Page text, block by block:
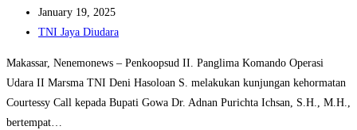
author:
Post
published:
January 19, 2025
Post
TNI Jaya Diudara
Makassar, Nenemonews – Penkoopsud II. Panglima Komando Operasi
Udara II Marsma TNI Deni Hasoloan S. melakukan kunjungan kehormatan
Courtessy Call kepada Bupati Gowa Dr. Adnan Purichta Ichsan, S.H., M.H.,
bertempat…